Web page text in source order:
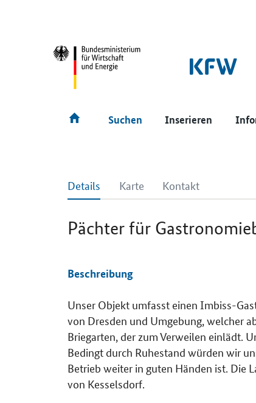
Suchen Inserieren
Details Karte Kontakt
Pächter für
Details
Beschreibung
Unser Objekt umfasst einen Imbiss-
von Dresden und Umgebung, welcher
Briegarten, der zum Verweilen einlädt.
Bedingt durch Ruhestand würden wir
Betrieb weiter in guten Händen ist. Die
von Kesselsdorf.